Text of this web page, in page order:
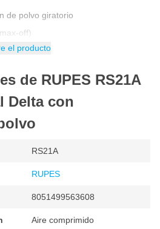
de polvo giratorio
off)
de extracción de polvo
garantía de 3 años tras su registro
el producto
de RUPES RS21A
Delta con
RS21A
RUPES
8051499563608
Aire comprimido